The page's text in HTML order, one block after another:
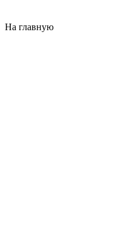
На главную